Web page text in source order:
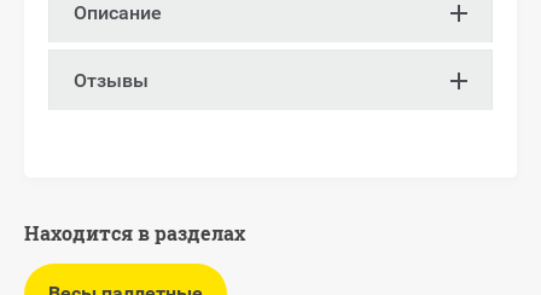
Описание
Отзывы
Находится в разделах